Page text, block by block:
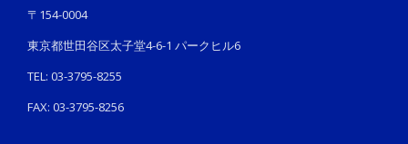
〒154-0004
東京都世田谷区太子堂4-6-1 パークヒル6
TEL: 03-3795-8255
FAX: 03-3795-8256